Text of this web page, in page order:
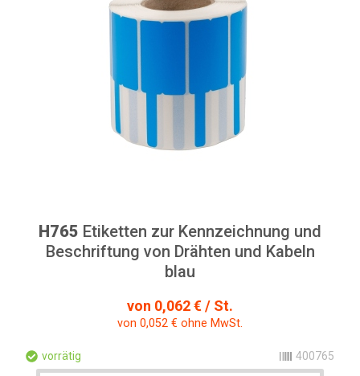
H765 Etiketten zur Kennzeichnung und
Beschriftung von Drähten und Kabeln
blau
von 0,062 € / St.
von 0,052 € ohne MwSt.
vorrätig 400765